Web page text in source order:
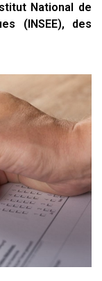
National de
(INSEE), des